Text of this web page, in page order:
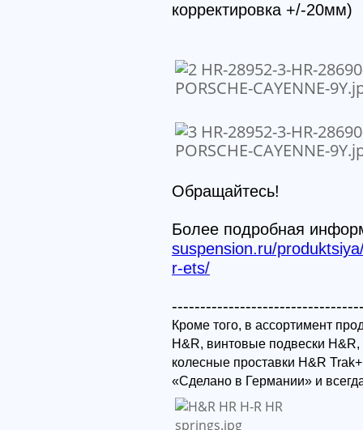
корректировка +/-20мм)
Обращайтесь!
Более подробная
suspension.ru/
r-ets/
Кроме того, в ассортимент
H&R, винтовые подвески
колесные проставки H&R
«Сделано в Германии» и